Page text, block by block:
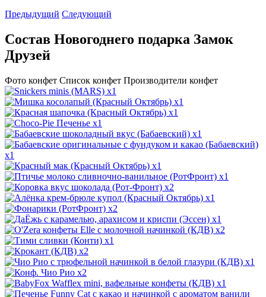
Предыдущий Следующий
Состав Новогоднего подарка Замок
Друзей
Фото конфет Список конфет Производители конфет
x1
x1
x1
x1
x1
x1
x1
x1
x2
x1
x2
x1
x2
x1
x2
x1
x2
x1